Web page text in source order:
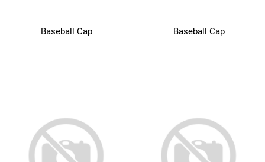
Baseball Cap Baseball Cap